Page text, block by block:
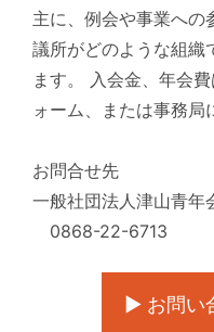
主に、例会や事業への
議所がどのような組織
ます。 入会金、年会
ォーム、または事務局
お問合せ先
一般社団法人津山青年
0868-22-6713
▶ お問い